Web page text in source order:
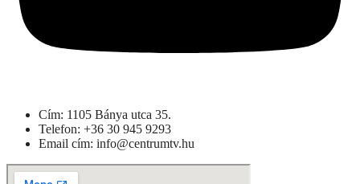
Cím: 1105 Bánya utca 35.
Telefon: +36 30 945 9293
Email cím: info@centrumtv.hu